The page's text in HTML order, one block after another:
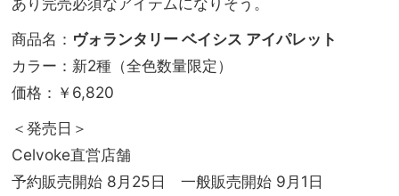
商品名： ヴォランタリー ベイシス アイパレット
カラー：新2種（全色数量限定）
価格：￥6,820
＜発売日＞
Celvoke直営店舗
予約販売開始 8月25日 一般販売開始 9月1日